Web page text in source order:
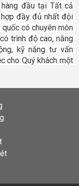
đầu tại Tất cả
hợp đầy đủ nhất đội
có chuyên môn
trình độ cao, năng
kỹ năng tư vấn
cho Quý khách một